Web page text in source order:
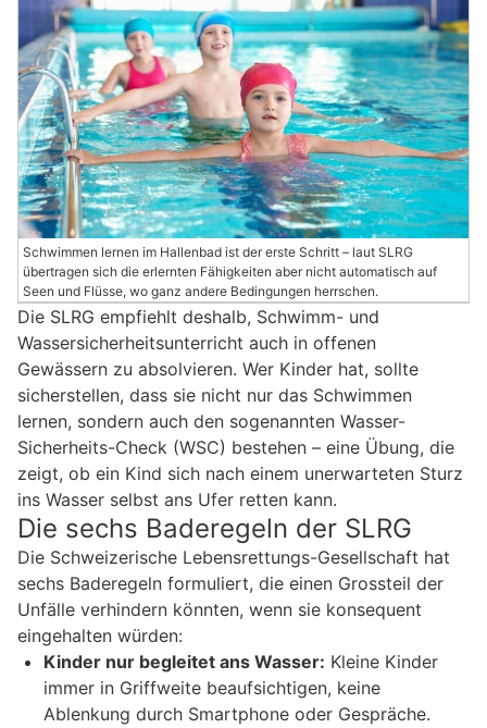
Schwimmen lernen im Hallenbad ist der erste Schritt – laut SLRG
übertragen sich die erlernten Fähigkeiten aber nicht automatisch auf
Seen und Flüsse, wo ganz andere Bedingungen herrschen.
Die SLRG empfiehlt deshalb, Schwimm- und
Wassersicherheitsunterricht auch in offenen
Gewässern zu absolvieren. Wer Kinder hat, sollte
sicherstellen, dass sie nicht nur das Schwimmen
lernen, sondern auch den sogenannten Wasser-
Sicherheits-Check (WSC) bestehen – eine Übung, die
zeigt, ob ein Kind sich nach einem unerwarteten Sturz
ins Wasser selbst ans Ufer retten kann.
Die sechs Baderegeln der SLRG
Die Schweizerische Lebensrettungs-Gesellschaft hat
sechs Baderegeln formuliert, die einen Grossteil der
Unfälle verhindern könnten, wenn sie konsequent
eingehalten würden:
Kinder nur begleitet ans Wasser: Kleine Kinder
immer in Griffweite beaufsichtigen, keine
Ablenkung durch Smartphone oder Gespräche.